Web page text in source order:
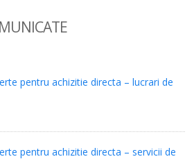
UNICATE
pentru achizitie directa – lucrari de
pentru achizitie directa – servicii de